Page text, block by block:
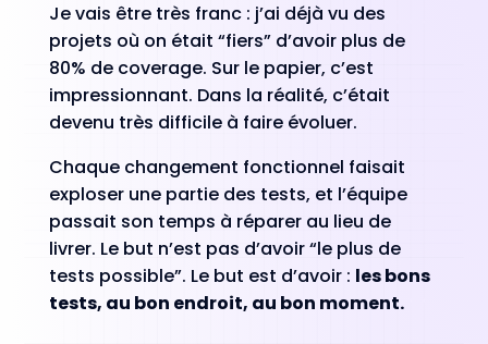
Je vais être très franc : j’ai déjà vu des
projets où on était “fiers” d’avoir plus de
80% de coverage. Sur le papier, c’est
impressionnant. Dans la réalité, c’était
devenu très difficile à faire évoluer.
Chaque changement fonctionnel faisait
exploser une partie des tests, et l’équipe
passait son temps à réparer au lieu de
livrer. Le but n’est pas d’avoir “le plus de
tests possible”. Le but est d’avoir : les bons
tests, au bon endroit, au bon moment.